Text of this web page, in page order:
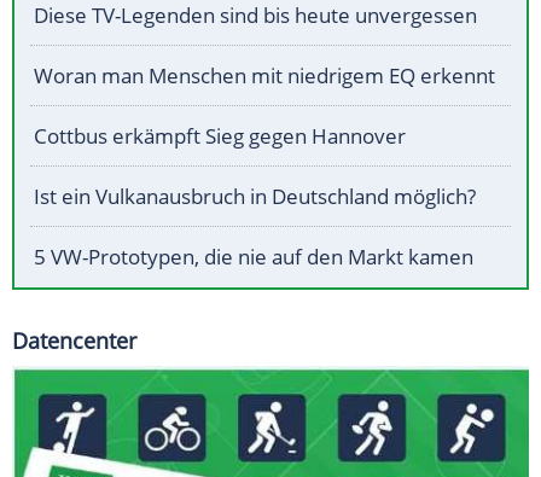
Diese TV-Legenden sind bis heute unvergessen
Woran man Menschen mit niedrigem EQ erkennt
Cottbus erkämpft Sieg gegen Hannover
Ist ein Vulkanausbruch in Deutschland möglich?
5 VW-Prototypen, die nie auf den Markt kamen
Datencenter